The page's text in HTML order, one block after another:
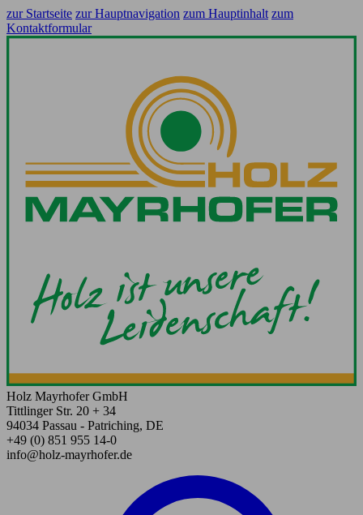
zur Startseite zur Hauptnavigation zum Hauptinhalt zum
Kontaktformular
Holz Mayrhofer GmbH
Tittlinger Str. 20 + 34
94034 Passau - Patriching, DE
+49 (0) 851 955 14-0
info@holz-mayrhofer.de